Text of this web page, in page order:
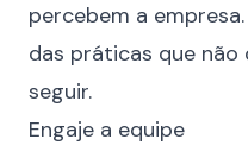
percebem a
das práticas que não
seguir.
Engaje a equipe